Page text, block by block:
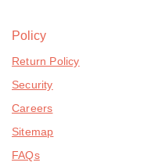
Policy
Return Policy
Security
Careers
Sitemap
FAQs